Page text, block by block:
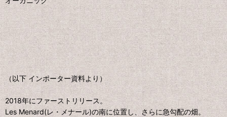
（以下 インポーター資料より）
2018年にファーストリリース。
Les Menard(レ・メナール)の南に位置し、さらに急勾配の畑。